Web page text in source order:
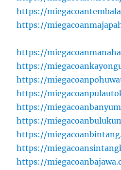
https://
https://
https://
https://
https://
https://
https://
https://
https://
https://
https://